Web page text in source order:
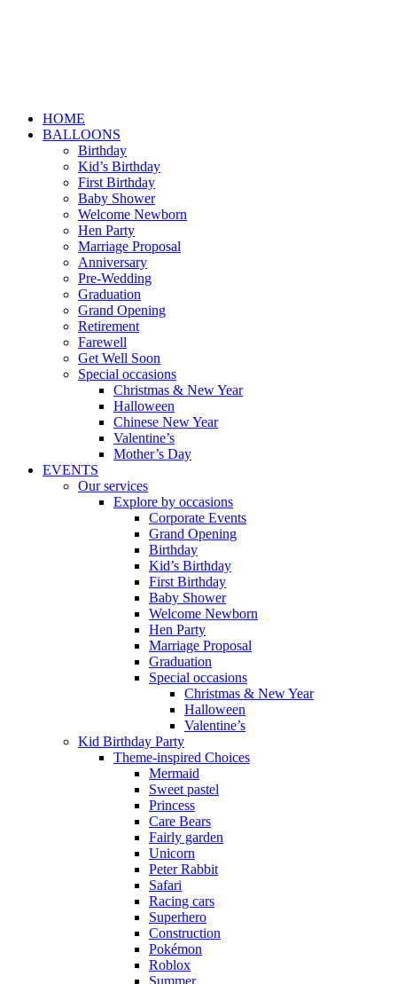
HOME
BALLOONS
Birthday
Kid’s Birthday
First Birthday
Baby Shower
Welcome Newborn
Hen Party
Marriage Proposal
Anniversary
Pre-Wedding
Graduation
Grand Opening
Retirement
Farewell
Get Well Soon
Special occasions
Christmas & New Year
Halloween
Chinese New Year
Valentine’s
Mother’s Day
EVENTS
Our services
Explore by occasions
Corporate Events
Grand Opening
Birthday
Kid’s Birthday
First Birthday
Baby Shower
Welcome Newborn
Hen Party
Marriage Proposal
Graduation
Special occasions
Christmas & New Year
Halloween
Valentine’s
Kid Birthday Party
Theme-inspired Choices
Mermaid
Sweet pastel
Princess
Care Bears
Fairly garden
Unicorn
Peter Rabbit
Safari
Racing cars
Superhero
Construction
Pokémon
Roblox
Summer